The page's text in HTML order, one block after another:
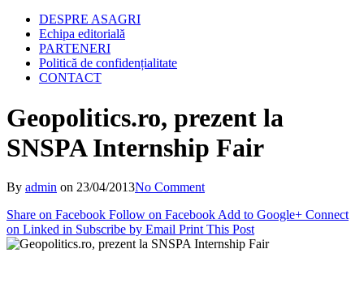
DESPRE ASAGRI
Echipa editorială
PARTENERI
Politică de confidențialitate
CONTACT
Geopolitics.ro, prezent la
SNSPA Internship Fair
By admin on 23/04/2013No Comment
Share on Facebook Follow on Facebook Add to Google+ Connect
on Linked in Subscribe by Email Print This Post